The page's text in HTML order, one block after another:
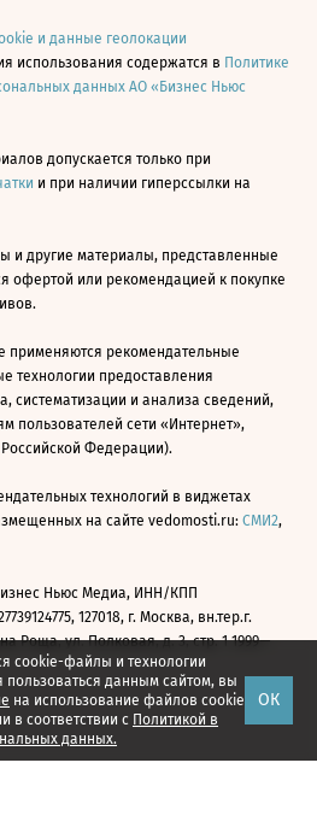
cookie-файлы и технологии
данным сайтом, вы
на использование файлов cookie
в соответствии с Политикой в
данных.
ОК
и данные геолокации
использования содержатся в Политике
данных АО «Бизнес Ньюс
допускается только при
и при наличии гиперссылки на
и другие материалы, представленные
офертой или рекомендацией к покупке
применяются рекомендательные
технологии предоставления
систематизации и анализа сведений,
пользователей сети «Интернет»,
Федерации).
технологий в виджетах
на сайте vedomosti.ru: СМИ2,
Ньюс Медиа, ИНН/КПП
127018, г. Москва, вн.тер.г.
Роща, ул. Полковая, д. 3, стр. 1 1999—